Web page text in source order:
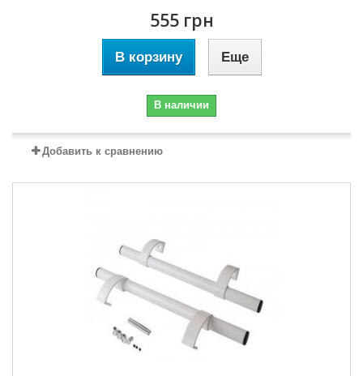
555 грн
В корзину Еще
В наличии
Добавить к сравнению